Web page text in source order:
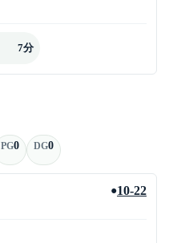
7分
PG0 DG0
●10-22